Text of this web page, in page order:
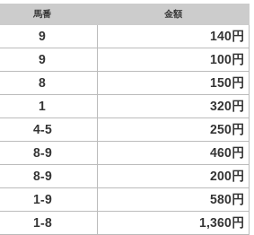
馬番 金額
9 140円
9
100円
8
150円
1
320円
4-5
250円
8-9 460円
8-9
200円
1-9
580円
1-8
1,360円